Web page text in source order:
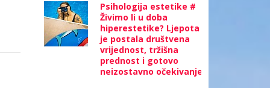
Psihologija estetike #
Živimo li u doba
hiperestetike? Ljepota
je postala društvena
vrijednost, tržišna
prednost i gotovo
neizostavno očekivanje